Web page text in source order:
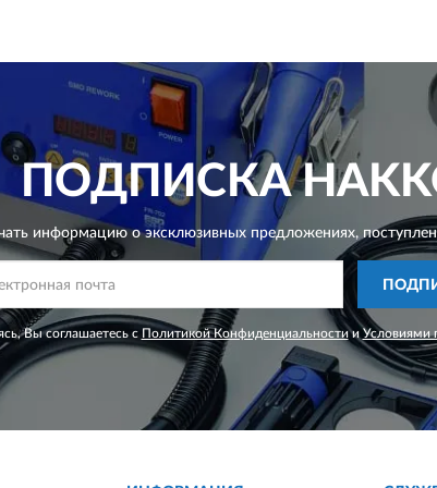
ПОДПИСКА
информацию о эксклюзивных предложениях,
Вы соглашаетесь с Политикой Конфиденциальности иУсловиями